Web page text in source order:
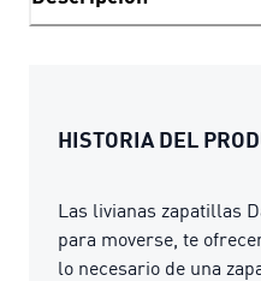
HISTORIA DEL
Las livianas zapatillas
para moverse, te
lo necesario de una